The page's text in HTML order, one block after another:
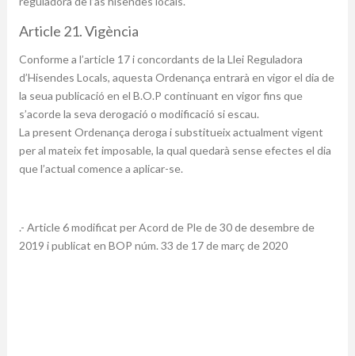
Article 21. Vigència
Conforme a l’article 17 i concordants de la Llei Reguladora
d’Hisendes Locals, aquesta Ordenança entrarà en vigor el dia de
la seua publicació en el B.O.P continuant en vigor fins que
s’acorde la seva derogació o modificació si escau.
La present Ordenança deroga i substitueix actualment vigent
per al mateix fet imposable, la qual quedarà sense efectes el dia
que l’actual comence a aplicar-se.
.- Article 6 modificat per Acord de Ple de 30 de desembre de
2019 i publicat en BOP núm. 33 de 17 de març de 2020